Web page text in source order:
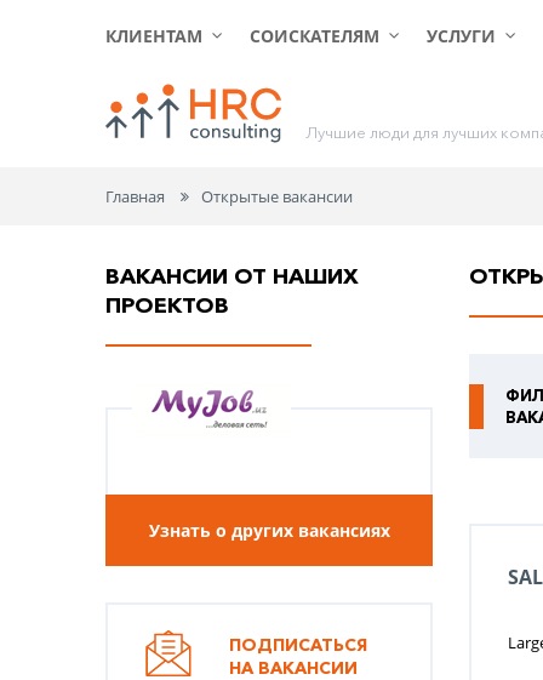
КЛИЕНТАМ
СОИСКАТЕЛЯМ УСЛУГИ
Лучшие люди для лучших комп
Главная Открытые вакансии
ВАКАНСИИ ОТ НАШИХ
ПРОЕКТОВ
Узнать о других вакансиях
ПОДПИСАТЬСЯ
НА ВАКАНСИИ